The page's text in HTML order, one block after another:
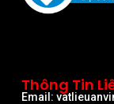
Thông Tin
Email: